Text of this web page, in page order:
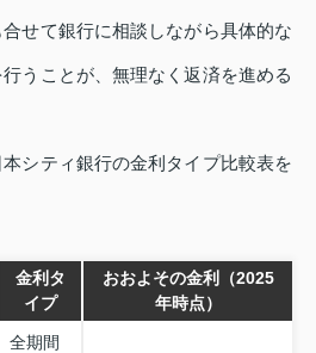
せて銀行に相談しながら具体的な
うことが、無理なく返済を進める
シティ銀行の金利タイプ比較表を
金利タ
イプ
おおよその金利（2025
年時点）
全期間